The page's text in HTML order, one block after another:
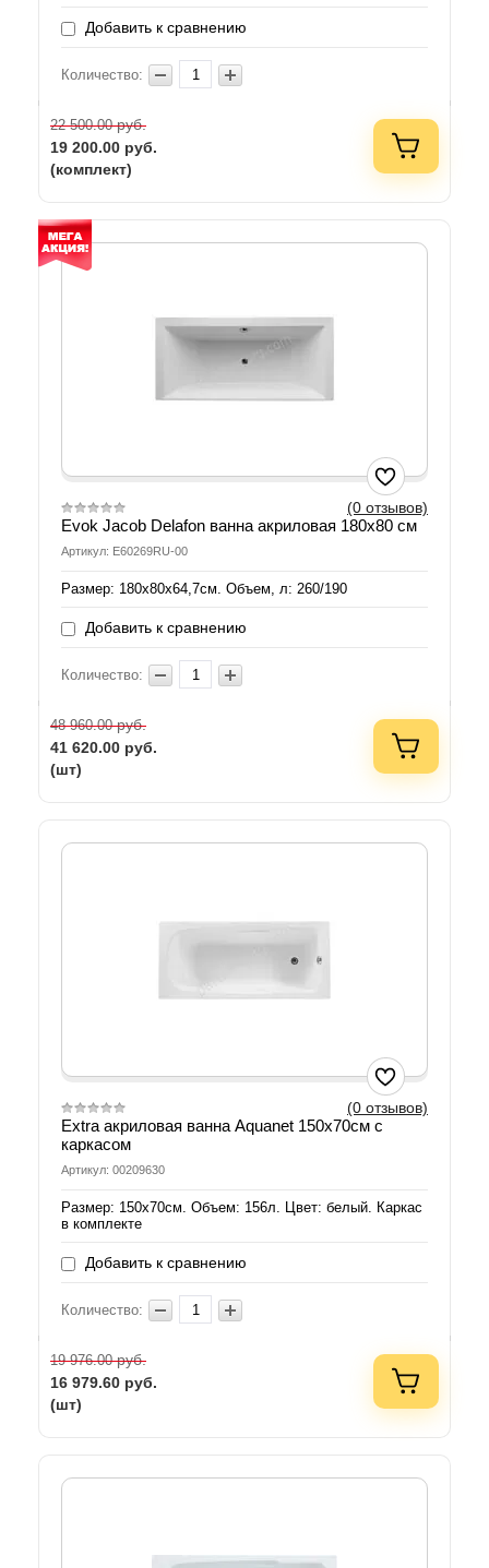
Добавить к сравнению
Количество:
22 500.00руб.
19 200.00 руб.
(комплект)
(0 отзывов)
Evok Jacob Delafon ванна акриловая 180x80 см
Артикул: E60269RU-00
Размер: 180x80х64,7см. Объем, л: 260/190
Добавить к сравнению
Количество:
48 960.00руб.
41 620.00 руб.
(шт)
(0 отзывов)
Extra акриловая ванна Aquanet 150х70см с
каркасом
Артикул: 00209630
Размер: 150х70см. Объем: 156л. Цвет: белый. Каркас
в комплекте
Добавить к сравнению
Количество:
19 976.00руб.
16 979.60 руб.
(шт)